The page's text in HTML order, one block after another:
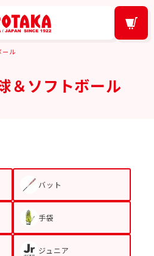
ール
＆ソフトボール
バット
手袋
ジュニア